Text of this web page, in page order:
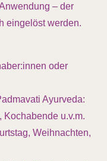
– der
eingelöst werden.
oder
Ayurveda:
Kochabende u.v.m.
Weihnachten,